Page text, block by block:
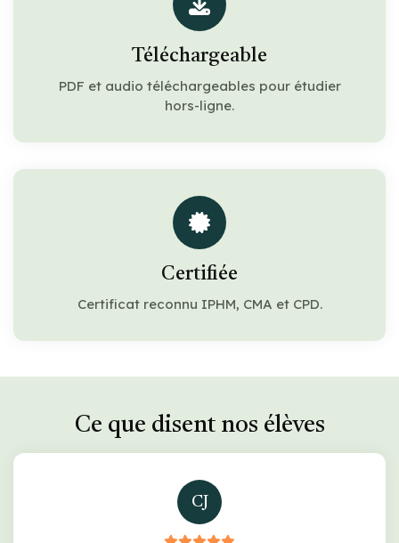
Téléchargeable
PDF et audio téléchargeables pour étudier
hors-ligne.
Certifiée
Certificat reconnu IPHM, CMA et CPD.
Ce que disent nos élèves
CJ